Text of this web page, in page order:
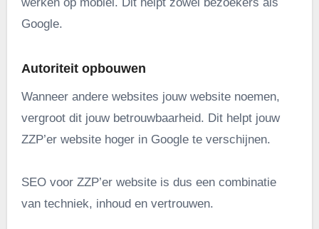
Google.
Autoriteit opbouwen
Wanneer andere websites jouw website noemen,
vergroot dit jouw betrouwbaarheid. Dit helpt jouw
ZZP’er website hoger in Google te verschijnen.
SEO voor ZZP’er website is dus een combinatie
van techniek, inhoud en vertrouwen.